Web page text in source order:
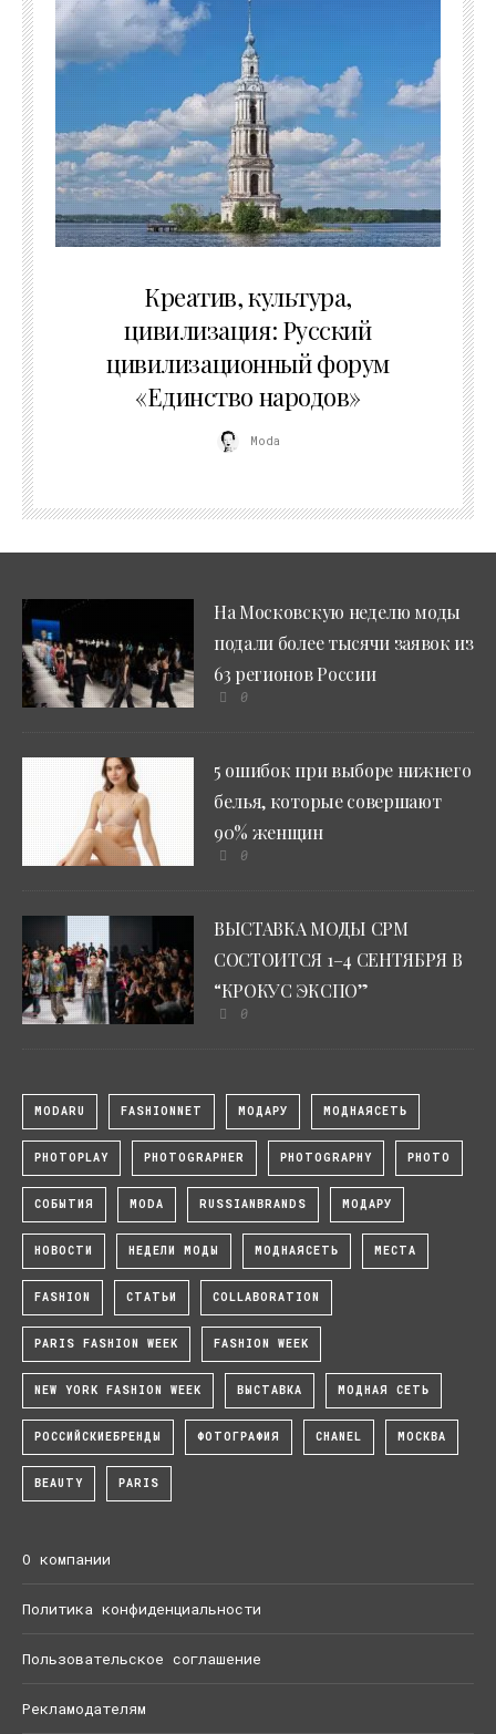
Креатив, культура,
цивилизация: Русский
цивилизационный форум
«Единство народов»
Moda
На Московскую неделю моды
подали более тысячи заявок из
63 регионов России
0
5 ошибок при выборе нижнего
белья, которые совершают
90% женщин
0
ВЫСТАВКА МОДЫ CPM
СОСТОИТСЯ 1–4 СЕНТЯБРЯ В
“КРОКУС ЭКСПО”
0
MODARU FASHIONNET МОДАРУ МОДНАЯСЕТЬ
PHOTOPLAY PHOTOGRAPHER PHOTOGRAPHY PHOTO
СОБЫТИЯ MODA RUSSIANBRANDS МОДАРУ
НОВОСТИ НЕДЕЛИ МОДЫ МОДНАЯСЕТЬ МЕСТА
FASHION СТАТЬИ COLLABORATION
PARIS FASHION WEEK FASHION WEEK
NEW YORK FASHION WEEK ВЫСТАВКА МОДНАЯ СЕТЬ
РОССИЙСКИЕБРЕНДЫ ФОТОГРАФИЯ CHANEL МОСКВА
BEAUTY PARIS
О компании
Политика конфиденциальности
Пользовательское соглашение
Рекламодателям